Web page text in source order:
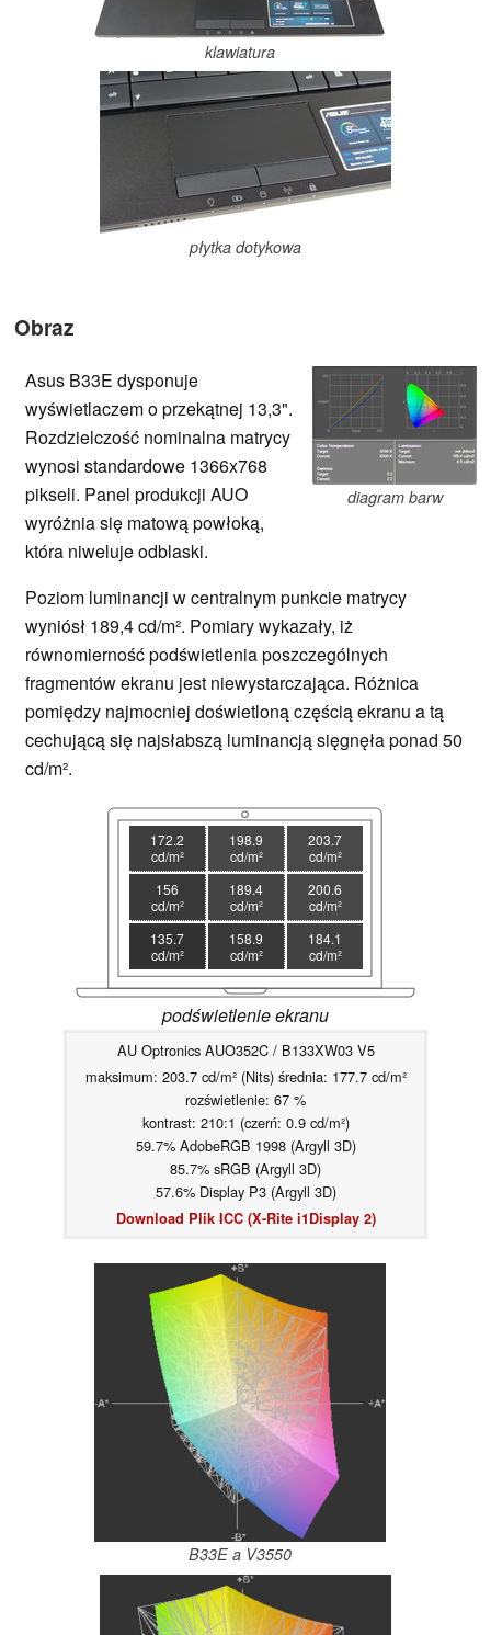
klawiatura
płytka dotykowa
Obraz
diagram barw
Asus B33E dysponuje
wyświetlaczem o przekątnej 13,3".
Rozdzielczość nominalna matrycy
wynosi standardowe 1366x768
pikseli. Panel produkcji AUO
wyróżnia się matową powłoką,
która niweluje odblaski.
Poziom luminancji w centralnym punkcie matrycy
wyniósł 189,4 cd/m². Pomiary wykazały, iż
równomierność podświetlenia poszczególnych
fragmentów ekranu jest niewystarczająca. Różnica
pomiędzy najmocniej doświetloną częścią ekranu a tą
cechującą się najsłabszą luminancją sięgnęła ponad 50
cd/m².
172.2
cd/m²
198.9
cd/m²
203.7
cd/m²
156
cd/m²
189.4
cd/m²
200.6
cd/m²
135.7
cd/m²
158.9
cd/m²
184.1
cd/m²
podświetlenie ekranu
AU Optronics AUO352C / B133XW03 V5
maksimum: 203.7 cd/m² (Nits) średnia: 177.7 cd/m²
rozświetlenie: 67 %
kontrast: 210:1 (czerń: 0.9 cd/m²)
59.7% AdobeRGB 1998 (Argyll 3D)
85.7% sRGB (Argyll 3D)
57.6% Display P3 (Argyll 3D)
Download Plik ICC (X-Rite i1Display 2)
B33E a V3550